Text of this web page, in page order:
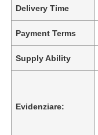
Delivery Time
Payment Terms
Supply Ability
Evidenziare: